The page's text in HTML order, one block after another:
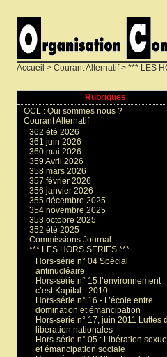
Accueil > Courant Alternatif> *** LES
Rubriques
OCL : Qui sommes nous ?
Courant Alternatif
362 été 2026
361 juin 2026
360 mai 2026
359 Avril 2026
358 mars 2026
357 février 2026
356 janvier 2026
355 décembre 2025
354 novembre 2025
353 octobre 2025
352 été 2025
Commissions Journal
*** LES HORS SERIES ***
Hors-série n° 04 Spécial
antinucléaire
Hors-série n° 15 l’environnement
c’est Kapital - 2010
Hors-série n° 16 - L’école entre
domination et émancipation
Hors-série n° 17, juin 2011 Luttes
libération nationales
Hors-série n° 05 : Libération
et émancipation sociale